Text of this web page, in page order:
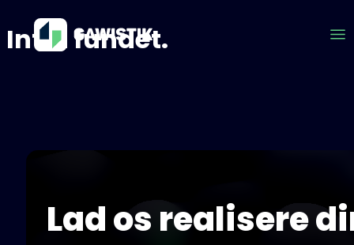
Intet fundet.
Lad os realisere